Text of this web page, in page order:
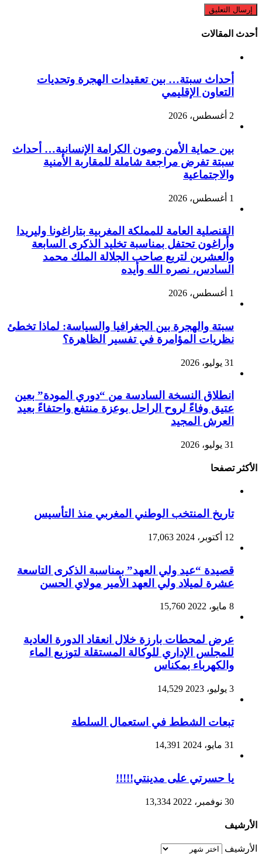
أحدث المقالات
أحداث سبتة… بين تعقيدات الهجرة وتحديات
التعاون الإقليمي
2 أغسطس، 2026
بين حماية الأمن وصون الكرامة الإنسانية… أحداث
سبتة تفرض مراجعة شاملة للمقاربة الأمنية
والاجتماعية
1 أغسطس، 2026
القنصلية العامة للمملكة المغربية بتاراغونا وليريدا
وأراغون تحتفل بمناسبة تخليد الذكرى السابعة
والعشرين لتربع صاحب الجلالة الملك محمد
السادس، نصره الله وأيده
1 أغسطس، 2026
سبتة والهجرة بين الجغرافيا والسياسة: لماذا تخطئ
نظريات المؤامرة في تفسير الظاهرة؟
31 يوليو، 2026
انطلاق النسخة السادسة من “دوري المودة” بعين
عتيق وفاءً لروح الراحل بوعزة منتفع واحتفاءً بعيد
العرش المجيد
31 يوليو، 2026
الأكثر تصفحا
تاريخ المنتخب الوطني المغربي منذ التأسيس
12 أكتوبر، 2024 17,063
قصيدة “عيد ولي العهد” بمناسبة الذكرى التاسعة
عشرة لميلاد ولي العهد الأمير مولاي الحسن
8 مايو، 2022 15,760
عرض لمحطات بارزة خلال انعقاد الدورة العادية
للمجلس الإداري للوكالة المستقلة لتوزيع الماء
والكهرباء بمكناس
3 يوليو، 2023 14,529
تبعات الشطط في استعمال السلطة
31 مايو، 2024 14,391
يا حسرتي على مدينتي!!!!!
30 نوفمبر، 2022 13,334
الأرشيف
الأرشيف